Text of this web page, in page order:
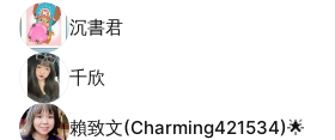
沉書君
千欣
賴致文(Charming421534)🌟